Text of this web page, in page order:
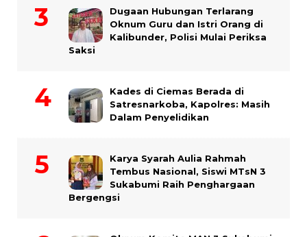
Dugaan Hubungan Terlarang
Oknum Guru dan Istri Orang di
Kalibunder, Polisi Mulai Periksa
Saksi
Kades di Ciemas Berada di
Satresnarkoba, Kapolres: Masih
Dalam Penyelidikan
Karya Syarah Aulia Rahmah
Tembus Nasional, Siswi MTsN 3
Sukabumi Raih Penghargaan
Bergengsi